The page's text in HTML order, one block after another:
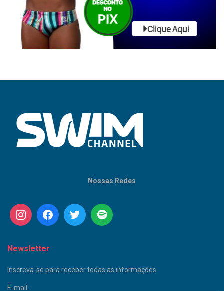
Nossas Redes
Newsletter
Inscreva-se para receber todas as informações
E-mail: